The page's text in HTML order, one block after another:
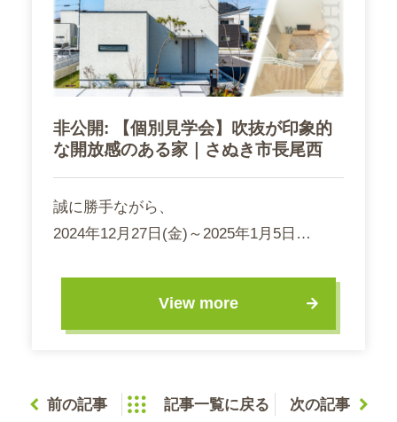
非公開: 【個別見学会】吹抜が印象的
な開放感のある家｜さぬき市長尾西
誠に勝手ながら、
2024年12月27日(金)～2025年1月5日…
View more
前の記事 記事一覧に戻る 次の記事